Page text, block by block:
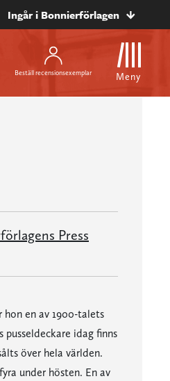
Ingår i Bonnierförlagen
Beställ recensionsexemplar Meny
Press
en av 1900-talets
idag finns
över hela världen.
under hösten. En av